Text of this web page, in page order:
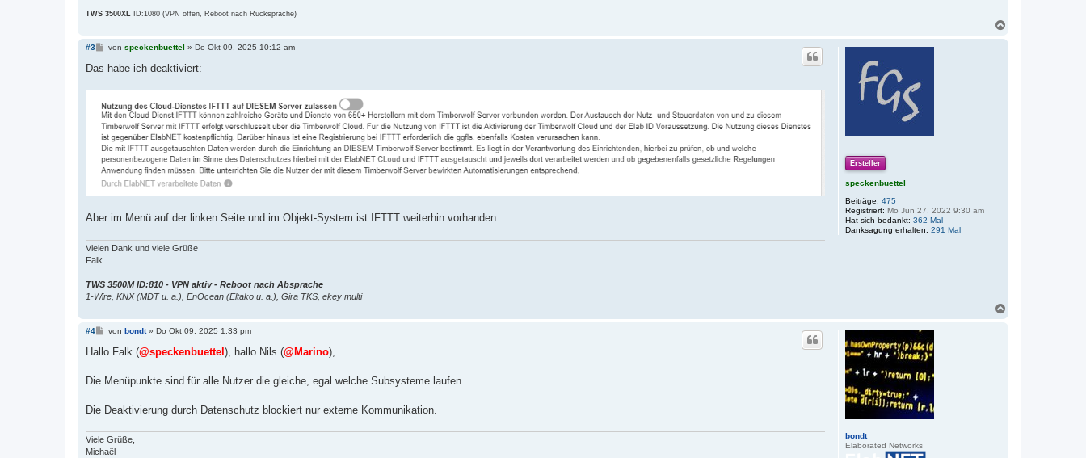
TWS 3500XL ID:1080 (VPN offen, Reboot nach Rücksprache)
Ersteller
speckenbuettel
Beiträge: 475
Registriert: Mo Jun 27, 2022 9:30 am
Hat sich bedankt: 362 Mal
Danksagung erhalten: 291 Mal
#3
B
g
von speckenbuettel » Do Okt 09, 2025 10:12 am
Das habe ich deaktiviert:
Aber im Menü auf der linken Seite und im Objekt-System ist IFTTT weiterhin vorhanden.
Vielen Dank und viele Grüße
Falk
TWS 3500M ID:810 - VPN aktiv - Reboot nach Absprache
1-Wire, KNX (MDT u. a.), EnOcean (Eltako u. a.), Gira TKS, ekey multi
bondt
Elaborated Networks
#4
B
i
a
von bondt» Do Okt 09, 2025 1:33 pm
Hallo Falk (@speckenbuettel), hallo Nils (@Marino),
Die Menüpunkte sind für alle Nutzer die gleiche, egal welche Subsysteme laufen.
Die Deaktivierung durch Datenschutz blockiert nur externe Kommunikation.
Viele Grüße,
Michaël